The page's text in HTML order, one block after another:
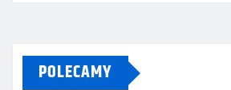
POLECAMY